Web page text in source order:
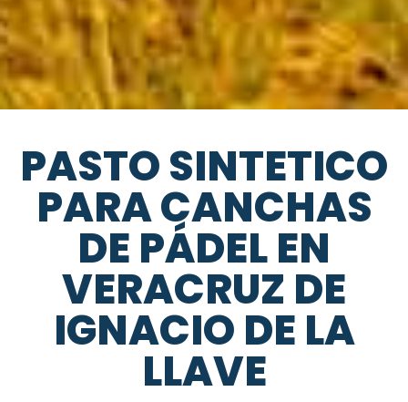
PASTO SINTETICO
PARA CANCHAS
DE PÁDEL EN
VERACRUZ DE
IGNACIO DE LA
LLAVE